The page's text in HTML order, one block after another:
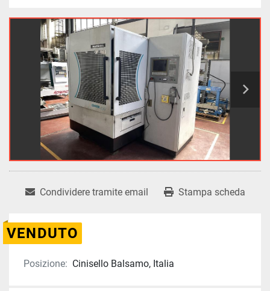
Condividere tramite email Stampa scheda
VENDUTO
Posizione: Cinisello Balsamo, Italia